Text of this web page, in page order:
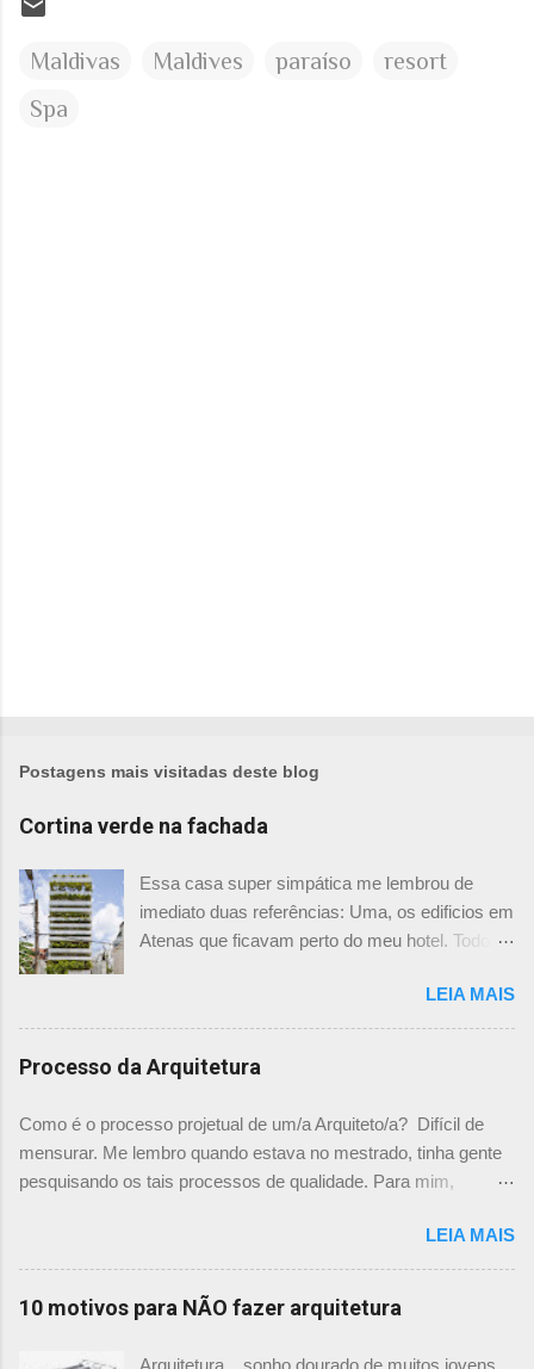
Maldivas Maldives paraíso
resort
Spa
Postagens mais visitadas deste blog
Cortina verde na fachada
Essa casa super simpática me lembrou de
imediato duas referências: Uma, os edificios em
Atenas que ficavam perto do meu hotel. Todos
ficassem tão simpáticos! Mas olhando com
mais foco, me veio a segunda referência. Na
verdade as fachadas da frente e fundos são
como segundas peles, floreiras que criam um
prédio. Justo como a casa do colega Oscar
Muller. Eu juro que tenho fotos no computador,
mas não consegui acha-las para colocar aqui. A
dele é uma casa de vila e, na parte dos fundos,
efeito super interessante. Não achei mais
LEIA MAIS
Processo da Arquitetura
Como é o processo projetual de um/a Arquiteto/a? Difícil de
mensurar. Me lembro quando estava no mestrado, tinha gente
pesquisando os tais processos de qualidade. Para mim,
me parecia surreal. Já escrevi aqui um chamado sobre "Como
você projeta? " onde expliquei mais ou menos como funciona
o meu processo. E agora achei um guia rápido falando sobre
isso nesse site , descrevendo exatamente o Processo de
LEIA MAIS
10 motivos para NÃO fazer arquitetura